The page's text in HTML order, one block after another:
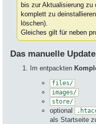
bis zur Aktualisierung zu
komplett zu
löschen).
Gleiches gilt für neben
Das manuelle Update
Im entpackten
files/
images/
store/
optional
als Startseite